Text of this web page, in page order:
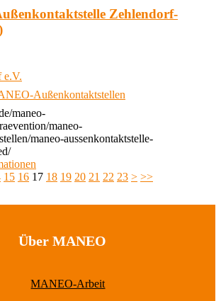
Zehlendorf-
e.V.
Außenkontaktstellen
maneo-
maneo-
maneo-aussenkontaktstelle-
15 16 17 18 19 20 21 22 23 > >>
Über MANEO
MANEO-Arbeit